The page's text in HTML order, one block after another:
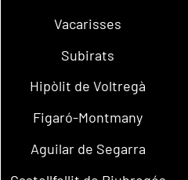
Vacarisses
Subirats
Hipòlit de Voltregà
Figaró-Montmany
Aguilar de Segarra